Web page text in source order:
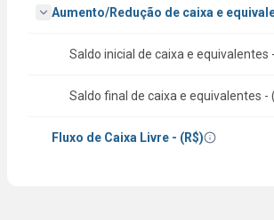
Aumento/Redução de caixa e
Saldo inicial de caixa e equivalentes
Saldo final de caixa e equivalentes -
Fluxo de Caixa Livre - (R$)